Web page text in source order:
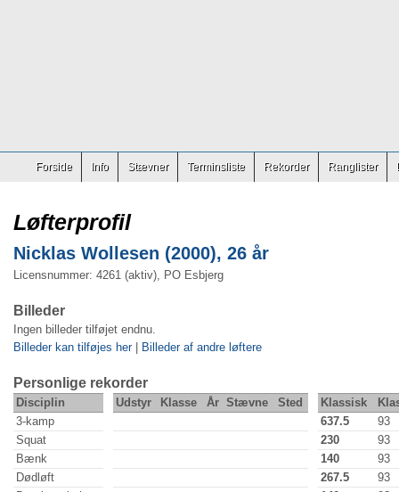
Forside Info Stævner Terminsliste Rekorder Ranglister
Løfterprofil
Nicklas Wollesen (2000), 26 år
Licensnummer: 4261 (aktiv), PO Esbjerg
Billeder
Ingen billeder tilføjet endnu.
Billeder kan tilføjes her| Billeder af andre løftere
Personlige rekorder
Disciplin Udstyr Klasse År Stævne Sted Klassisk
3-kamp
637.5
93
Squat
230
93
Bænk
140
93
Dødløft
267.5
93